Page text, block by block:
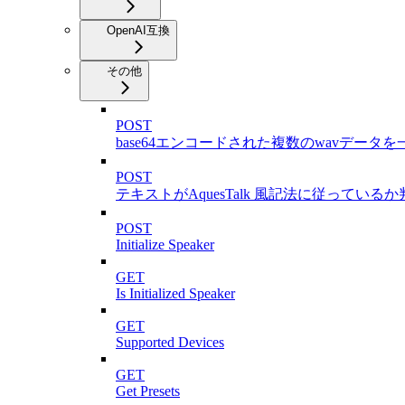
OpenAI互換
その他
POST
base64エンコードされた複数のwavデータを
POST
テキストがAquesTalk 風記法に従っているか
POST
Initialize Speaker
GET
Is Initialized Speaker
GET
Supported Devices
GET
Get Presets